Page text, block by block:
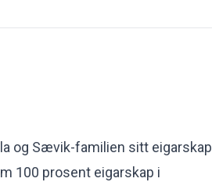
og Sævik-familien sitt eigarskap
100 prosent eigarskap i